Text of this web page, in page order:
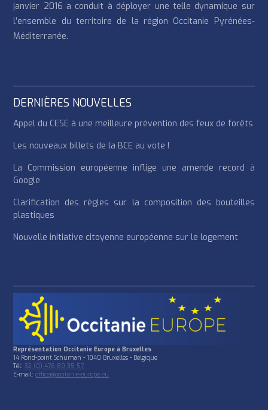
janvier 2016 a conduit à déployer une telle dynamique sur
l’ensemble du territoire de la région Occitanie Pyrénées-
Méditerranée.
DERNIÈRES NOUVELLES
Appel du CESE à une meilleure prévention des feux de forêts
Les nouveaux billets de la BCE au vote !
La Commission européenne inflige une amende record à
Google
Clarification des règles sur la composition des bouteilles
plastiques
Nouvelle initiative citoyenne européenne sur le logement
Représentation Occitanie Europe à Bruxelles
14 Rond-point Schuman - 1040 Bruxelles - Belgique
Tél:32 (0) 476 89 35 57
E-mail:office@occitanie-europe.eu